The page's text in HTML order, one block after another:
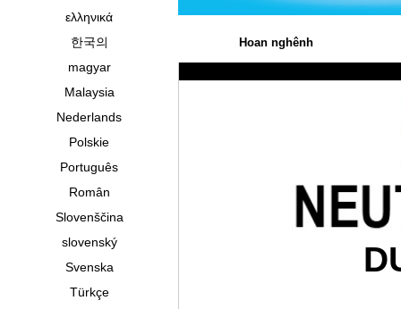
ελληνικά
한국의
magyar
Malaysia
Nederlands
Polskie
Português
Român
Slovenščina
slovenský
Svenska
Türkçe
Hoan nghênh